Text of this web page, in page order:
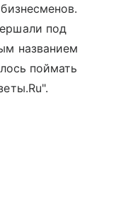
под
названием
поймать